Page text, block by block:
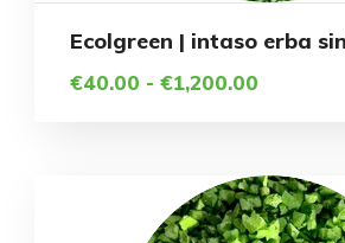
nella
prodotto
prodotto
varianti.
Ecolgreen | intaso erba
€40.00 - €1,200.00Fascia
da
€40.00
a